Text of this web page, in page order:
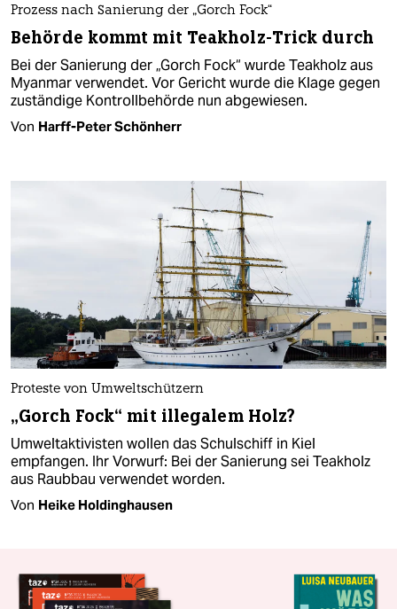
Prozess nach Sanierung der „Gorch Fock“
Behörde kommt mit Teakholz-Trick durch
Bei der Sanierung der „Gorch Fock“ wurde Teakholz aus
Myanmar verwendet. Vor Gericht wurde die Klage gegen
zuständige Kontrollbehörde nun abgewiesen.
Von Harff-Peter Schönherr
Proteste von Umweltschützern
„Gorch Fock“ mit illegalem Holz?
Umweltaktivisten wollen das Schulschiff in Kiel
empfangen. Ihr Vorwurf: Bei der Sanierung sei Teakholz
aus Raubbau verwendet worden.
Von Heike Holdinghausen